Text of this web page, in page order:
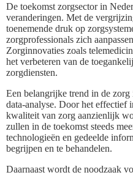
De toekomst zorgsector in
veranderingen. Met de
toenemende druk op
zorgprofessionals zich
Zorginnovaties zoals
het verbeteren van de
zorgdiensten.
Een belangrijke trend in de zorg
data-analyse. Door het effectief
kwaliteit van zorg aanzienlijk
zullen in de toekomst steeds
technologieën en gedeelde
begrijpen en te behandelen.
Daarnaast wordt de noodzaak